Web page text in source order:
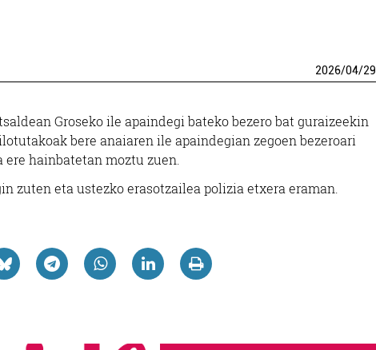
2026/04/29
Groseko ile apaindegi bateko bezero bat guraizeekin
bere anaiaren ile apaindegian zegoen bezeroari
hainbatetan moztu zuen.
zuten eta ustezko erasotzailea polizia etxera eraman.